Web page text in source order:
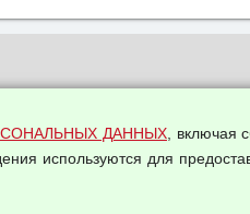
ДАННЫХ, включая
используются для